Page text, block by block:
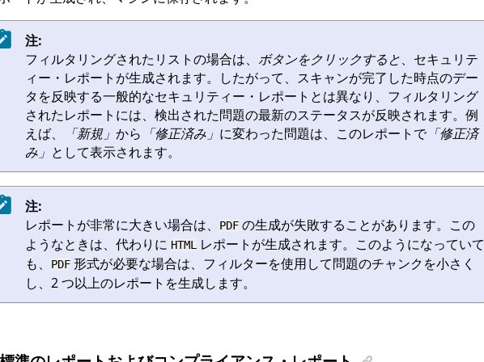
注:
フィルタリングされたリストの場合は、 ボタンをクリックすると、セキュリテ
ィー・レポートが生成されます。したがって、スキャンが完了した時点のデー
タを反映する一般的なセキュリティー・レポートとは異なり、フィルタリング
されたレポートには、検出された問題の最新のステータスが反映されます。例
えば、
「新規」 から 「修正済み」 に変わった問題は、このレポートで「修正済
み」 として表示されます。
注:
レポートが非常に大きい場合は、
PDFの生成が失敗することがあります。この
ようなときは、代わりに HTML レポートが生成されます。このようになっていて
も、
PDF形式が必要な場合は、フィルターを使用して問題のチャンクを小さく
し、2 つ以上のレポートを生成します。